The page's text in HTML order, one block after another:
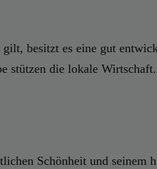
besitzt es eine gut
stützen die lokale
Schönheit und